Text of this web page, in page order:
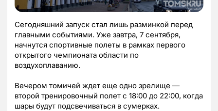
Сегодняшний запуск стал лишь разминкой перед
главными событиями. Уже завтра, 7 сентября,
начнутся спортивные полеты в рамках первого
открытого чемпионата области по
воздухоплаванию.
Вечером томичей ждет еще одно зрелище —
второй тренировочный полет с 18:00 до 22:00, когда
шары будут подсвечиваться в сумерках.